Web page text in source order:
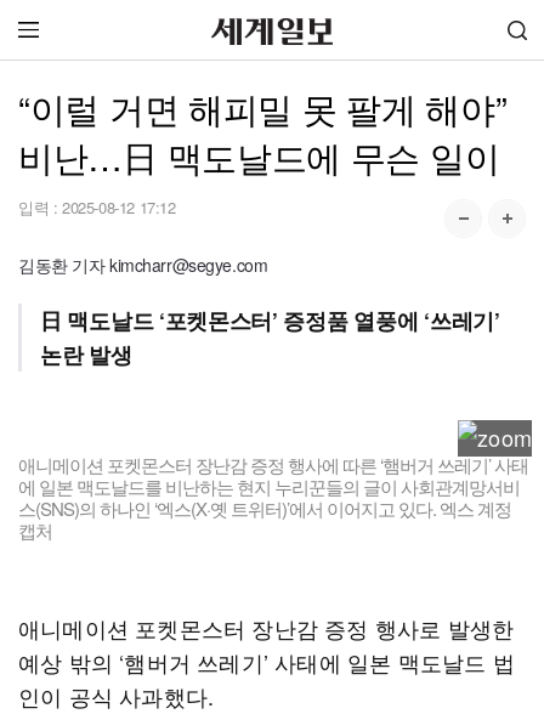
“이럴 거면 해피밀 못 팔게 해야”
비난…日 맥도날드에 무슨 일이
입력 : 2025-08-12 17:12
김동환 기자 kimcharr@segye.com
日 맥도날드 ‘포켓몬스터’ 증정품 열풍에 ‘쓰레기’
논란 발생
애니메이션 포켓몬스터 장난감 증정 행사에 따른 ‘햄버거 쓰레기’ 사태
에 일본 맥도날드를 비난하는 현지 누리꾼들의 글이 사회관계망서비
스(SNS)의 하나인 ‘엑스(X·옛 트위터)’에서 이어지고 있다. 엑스 계정
캡처
애니메이션 포켓몬스터 장난감 증정 행사로 발생한
예상 밖의 ‘햄버거 쓰레기’ 사태에 일본 맥도날드 법
인이 공식 사과했다.